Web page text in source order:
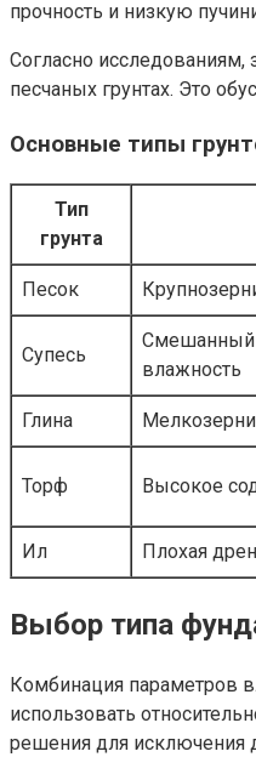
прочность и низкую
Согласно
песчаных грунтах. Это
Основные типы
Тип
грунта
Песок
Супесь
Смешанный
влажность
Глина
Торф Высокое
Ил Плохая
Выбор типа
Комбинация параметров
использовать
решения для исключения